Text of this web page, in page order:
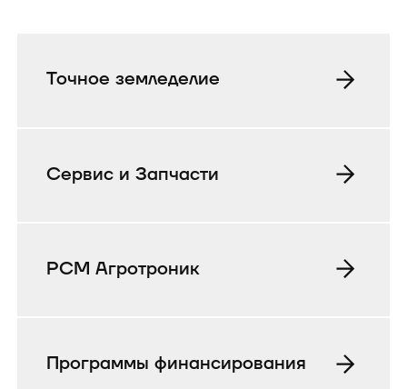
Точное земледелие
Сервис и Запчасти
РСМ Агротроник
Программы финансирования